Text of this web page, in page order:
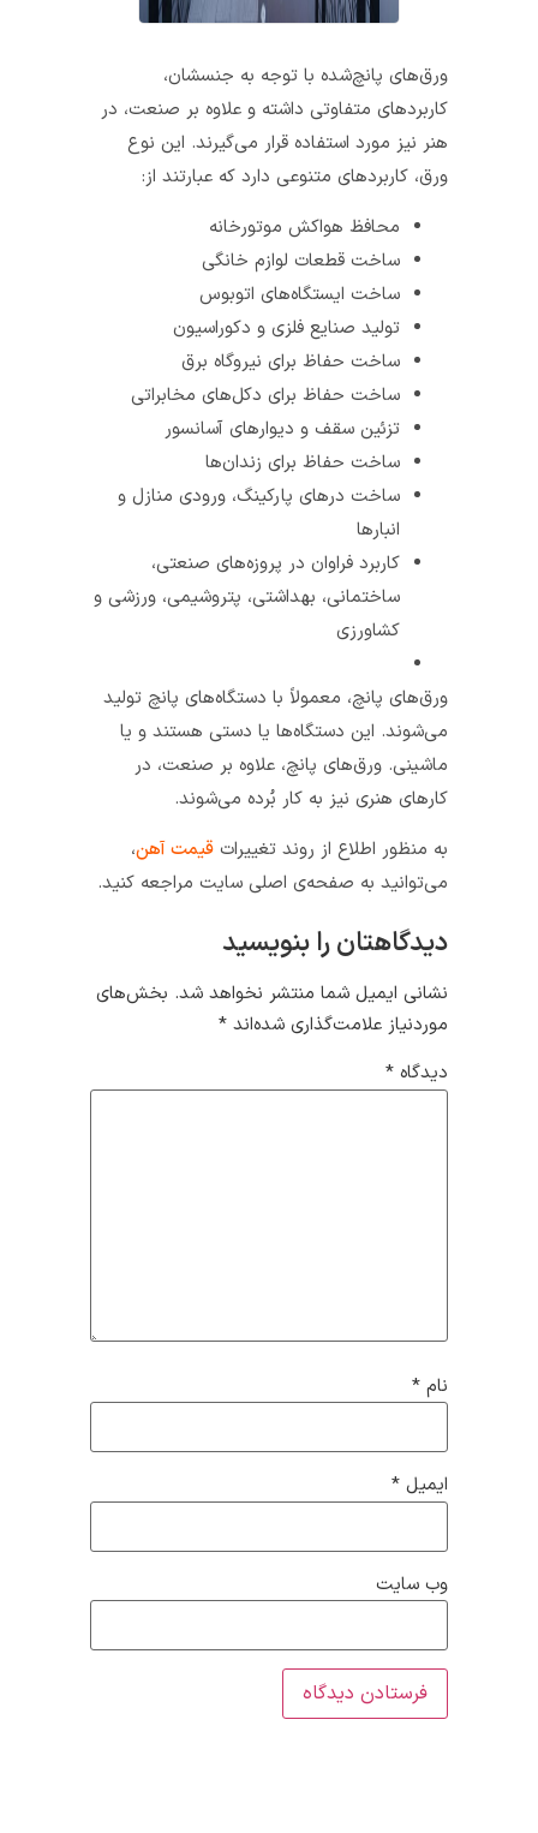
ورق‌های پانچ‌شدهبا توجه به جنسشان،
کاربردهای متفاوتی داشته و علاوه بر صنعت، در
هنر نیز مورد استفاده قرار می‌گیرند. این نوع
ورق، کاربردهای متنوعی دارد که عبارتند از:
محافظ هواکش موتورخانه‌
ساخت قطعات لوازم خانگی
ساخت ایستگاه‌های اتوبوس
تولید صنایع فلزی و دکوراسیون
ساخت حفاظ برای نیروگاه برق
ساخت حفاظ برای دکل‌های مخابراتی
تزئین سقف و دیوارهای آسانسور
ساخت حفاظ برای زندان‌ها
ساخت درهای پارکینگ، ورودی منازل و
کاربرد فراوان در پروزه‌های صنعتی،
ساختمانی، بهداشتی، پتروشیمی، ورزشی و
ورق‌های پانچ، معمولاً با دستگاه‌های پانچ تولید
می‌شوند. این دستگاه‌ها یا دستی هستند و یا
ماشینی. ورق‌های پانچ، علاوه بر صنعت، در
کارهای هنری نیز به کار بُرده می‌شوند.
به منظور اطلاع از روند تغییراتقیمت آهن،
می‌توانید به صفحه‌ی اصلی سایت مراجعه کنید.
دیدگاهتان را بنویسید
نشانی ایمیل شما منتشر نخواهد شد. بخش‌های
موردنیاز علامت‌گذاری شده‌اند*